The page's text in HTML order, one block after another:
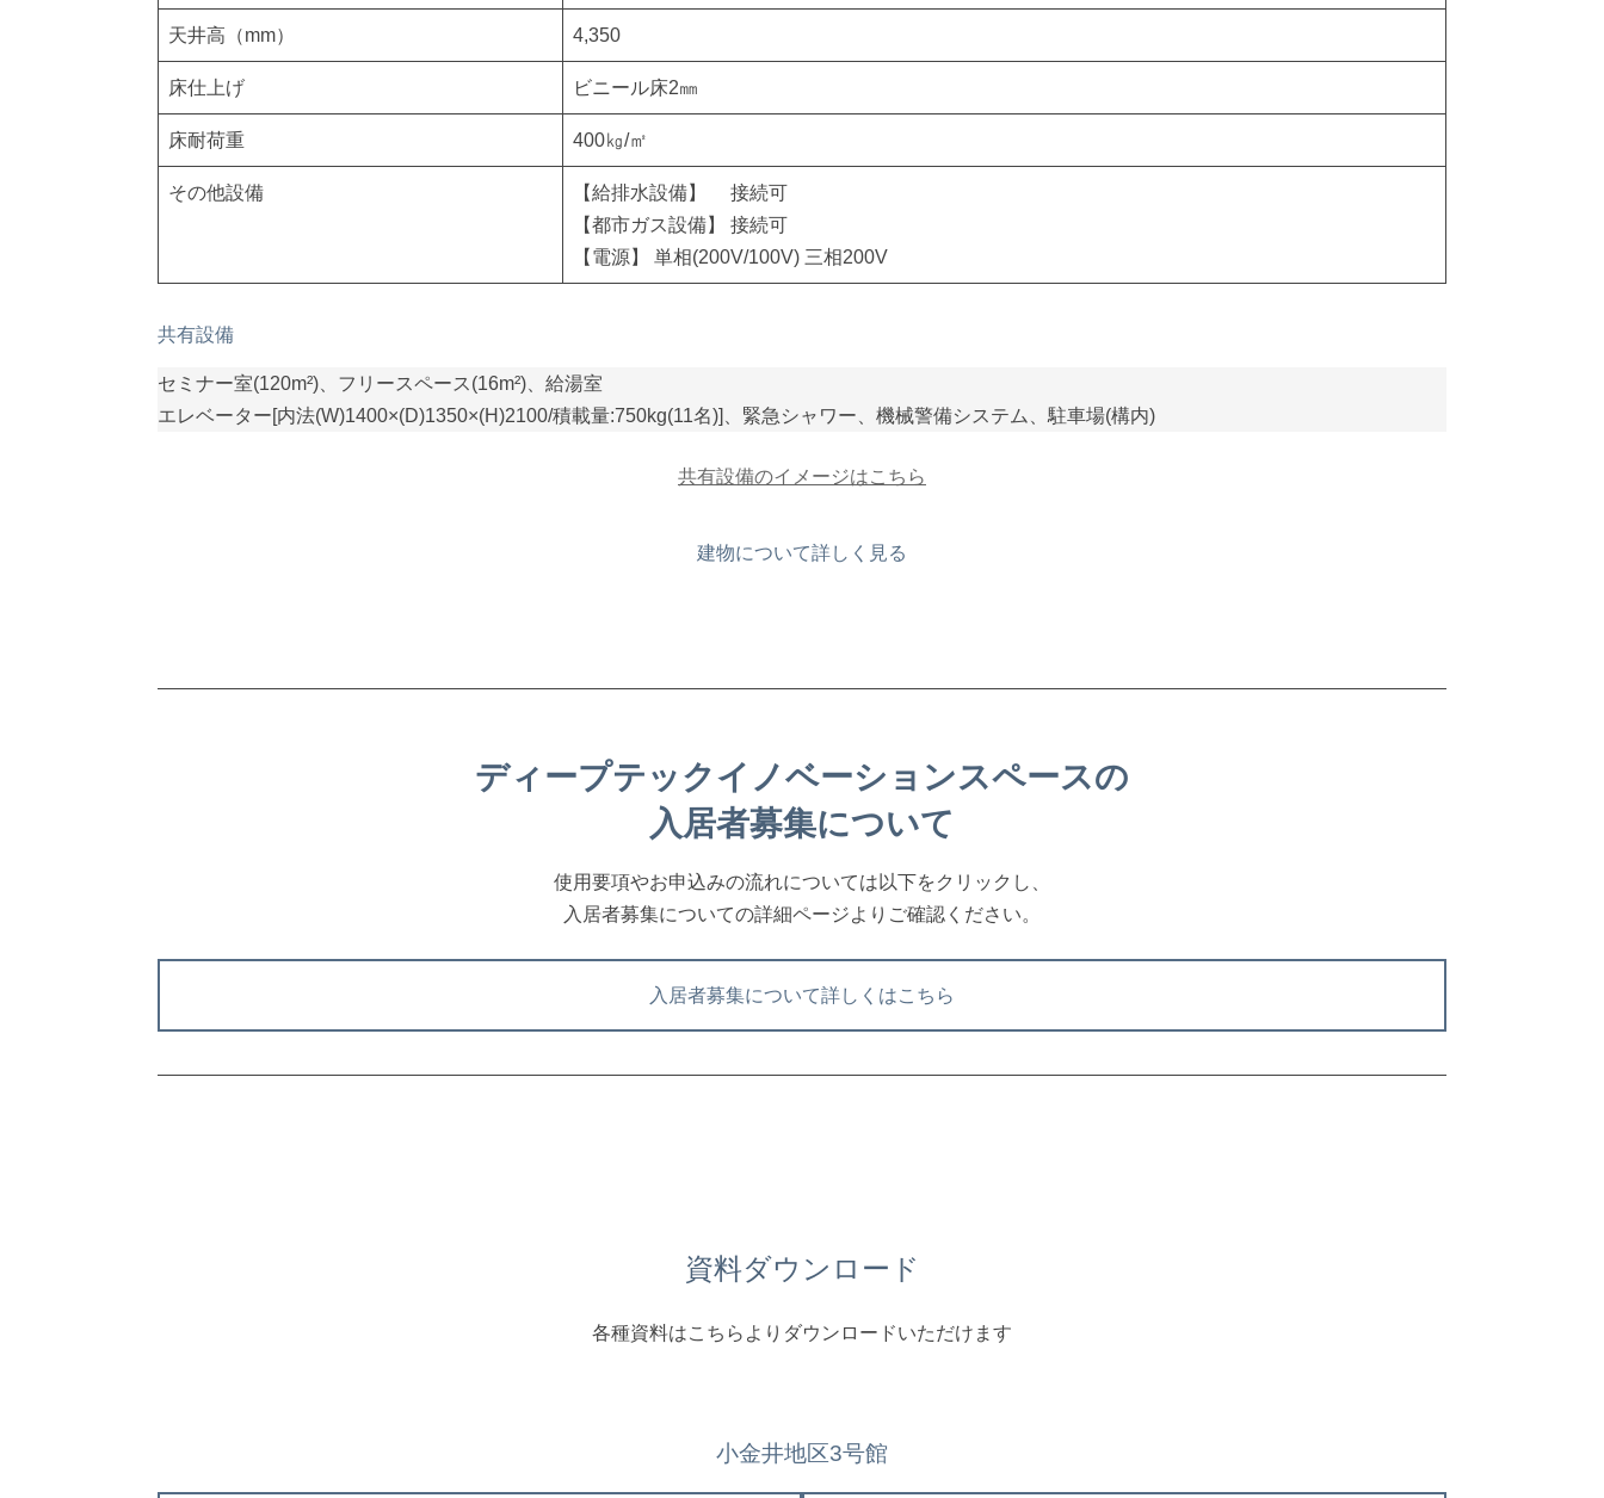
天井高（mm） 4,350
床仕上げ ビニール床2㎜
床耐荷重 400㎏/㎡
その他設備
【給排水設備】 接続可
【都市ガス設備】 接続可
【電源】 単相(200V/100V) 三相200V
共有設備
セミナー室(120m²)、フリースペース(16m²)、給湯室
エレベーター[内法(W)1400×(D)1350×(H)2100/積載量:750kg(11名)]、緊急シャワー、機械警備システム、駐車場(構内)
共有設備のイメージはこちら
建物について詳しく見る
ディープテックイノベーションスペースの
入居者募集について
使用要項やお申込みの流れについては以下をクリックし、
入居者募集についての詳細ページよりご確認ください。
入居者募集について詳しくはこちら
資料ダウンロード
各種資料はこちらよりダウンロードいただけます
小金井地区3号館